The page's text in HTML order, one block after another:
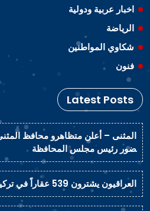
اخبار عربية ودولية
الرياضة
شكاوي المواطنين
فنون
Latest Posts
المثنى – أعلن متظاهرو محافظ
ضور رئيس مجلس المحافظة
العراقيون يشترون 539 عقاراً في تركيا خلال 6 أشهر